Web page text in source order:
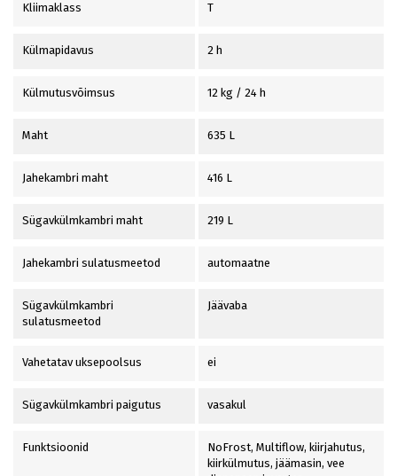
Kliimaklass T
Külmapidavus 2 h
Külmutusvõimsus 12 kg / 24 h
Maht 635 L
Jahekambri maht 416 L
Sügavkülmkambri maht 219 L
Jahekambri sulatusmeetod automaatne
Sügavkülmkambri
sulatusmeetod
Jäävaba
Vahetatav uksepoolsus ei
Sügavkülmkambri paigutus vasakul
Funktsioonid
NoFrost, Multiflow, kiirjahutus,
kiirkülmutus, jäämasin, vee